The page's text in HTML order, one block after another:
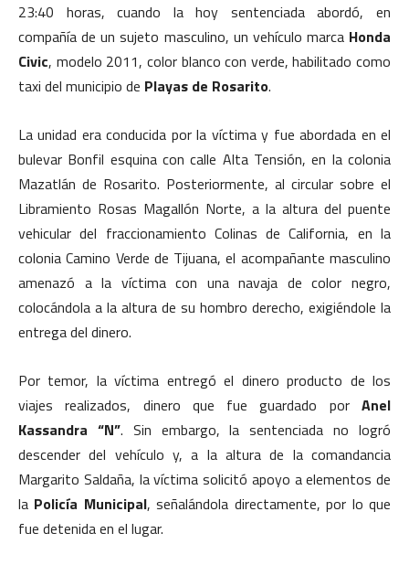
23:40 horas, cuando la hoy sentenciada abordó, en
compañía de un sujeto masculino, un vehículo marca Honda
Civic, modelo 2011, color blanco con verde, habilitado como
taxi del municipio de Playas de Rosarito.
La unidad era conducida por la víctima y fue abordada en el
bulevar Bonfil esquina con calle Alta Tensión, en la colonia
Mazatlán de Rosarito. Posteriormente, al circular sobre el
Libramiento Rosas Magallón Norte, a la altura del puente
vehicular del fraccionamiento Colinas de California, en la
colonia Camino Verde de Tijuana, el acompañante masculino
amenazó a la víctima con una navaja de color negro,
colocándola a la altura de su hombro derecho, exigiéndole la
entrega del dinero.
Por temor, la víctima entregó el dinero producto de los
viajes realizados, dinero que fue guardado por Anel
Kassandra “N”. Sin embargo, la sentenciada no logró
descender del vehículo y, a la altura de la comandancia
Margarito Saldaña, la víctima solicitó apoyo a elementos de
la Policía Municipal, señalándola directamente, por lo que
fue detenida en el lugar.